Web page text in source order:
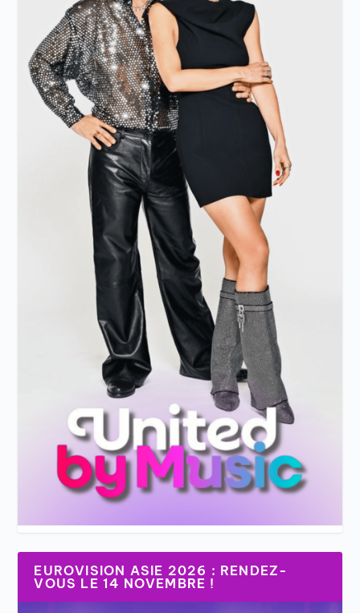
EUROVISION ASIE 2026 : RENDEZ-
VOUS LE 14 NOVEMBRE !